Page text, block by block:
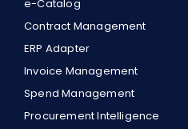
e-Catalog
Contract Management
ERP Adapter
Invoice Management
Spend Management
Procurement Intelligence